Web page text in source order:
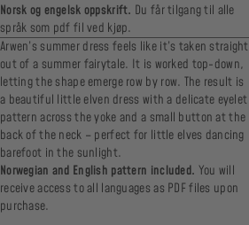
Norsk og engelsk oppskrift. Du får tilgang til alle
språk som pdf fil ved kjøp.
Arwen’s summer dress feels like it’s taken straight
out of a summer fairytale. It is worked top-down,
letting the shape emerge row by row. The result is
a beautiful little elven dress with a delicate eyelet
pattern across the yoke and a small button at the
back of the neck – perfect for little elves dancing
barefoot in the sunlight.
Norwegian and English pattern included. You will
receive access to all languages as PDF files upon
purchase.